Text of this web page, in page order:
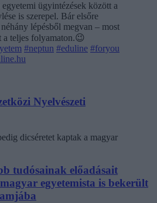
egyetemi ügyintézések között a
is szerepel. Bár elsőre
lépésből megvan – most
teljes folyamaton.😉
#neptun #eduline #foryou
Nyelvészeti
dicséretet kaptak a magyar
tudósainak előadásait
egyetemista is bekerült